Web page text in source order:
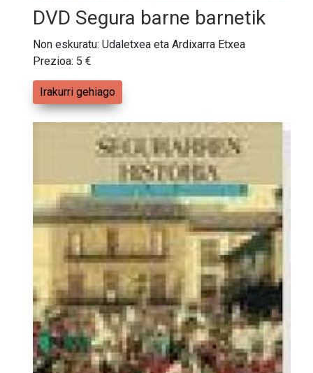
DVD Segura barne barnetik
Non eskuratu: Udaletxea eta Ardixarra Etxea
Prezioa: 5 €
Irakurri gehiago